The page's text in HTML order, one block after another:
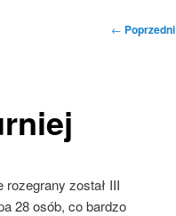
Nawigacja
← Poprzedni
rozegrany został III
28 osób, co bardzo